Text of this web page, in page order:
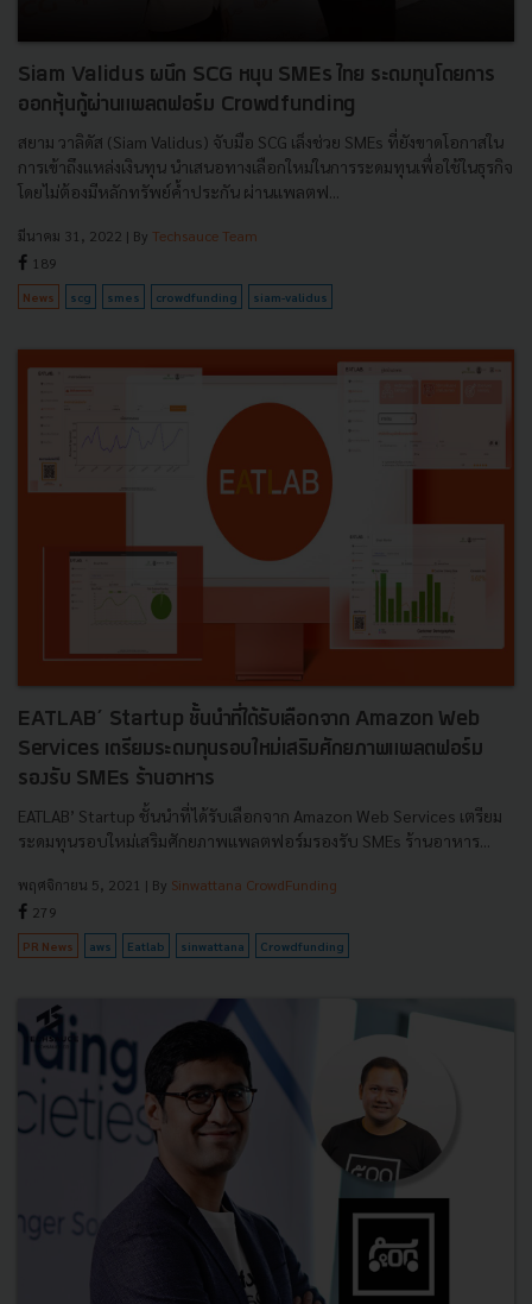
Siam Validus ผนึก SCG หนุน SMEs ไทย ระดมทุนโดยการ
ออกหุ้นกู้ผ่านแพลตฟอร์ม Crowdfunding
สยาม วาลิดัส (Siam Validus) จับมือ SCG เล็งช่วย SMEs ที่ยังขาดโอกาสใน
การเข้าถึงแหล่งเงินทุน นำเสนอทางเลือกใหม่ในการระดมทุนเพื่อใช้ในธุรกิจ
โดยไม่ต้องมีหลักทรัพย์ค้ำประกัน ผ่านแพลตฟ...
มีนาคม 31, 2022 | By Techsauce Team
189
News scg smes crowdfunding siam-validus
EATLAB’ Startup ชั้นนำที่ได้รับเลือกจาก Amazon Web
Services เตรียมระดมทุนรอบใหม่เสริมศักยภาพแพลตฟอร์ม
รองรับ SMEs ร้านอาหาร
EATLAB’ Startup ชั้นนำที่ได้รับเลือกจาก Amazon Web Services เตรียม
ระดมทุนรอบใหม่เสริมศักยภาพแพลตฟอร์มรองรับ SMEs ร้านอาหาร...
พฤศจิกายน 5, 2021 | By Sinwattana CrowdFunding
279
PR News aws Eatlab sinwattana Crowdfunding